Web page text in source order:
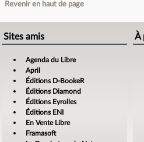
Revenir en haut de page
Sites amis
Agenda du Libre
April
Éditions D-BookeR
Éditions Diamond
Éditions Eyrolles
Éditions ENI
En Vente Libre
Framasoft
À